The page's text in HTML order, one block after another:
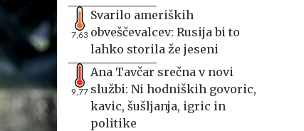
7,63
Svarilo ameriških
obveščevalcev: Rusija bi to
lahko storila že jeseni
9,77
Ana Tavčar srečna v novi
službi: Ni hodniških govoric,
kavic, šušljanja, igric in
politike